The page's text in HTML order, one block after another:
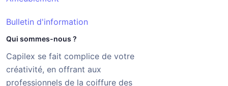
Bulletin d'information
Qui sommes-nous ?
Capilex se fait complice de votre
créativité, en offrant aux
professionnels de la coiffure des